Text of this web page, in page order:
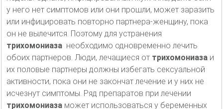
у него нет симптомов или они прошли, может заразить
или инфицировать повторно партнера-женщину, пока
он не вылечится. Поэтому для устранения
трихомониаза необходимо одновременно лечить
обоих партнеров. Люди, лечащиеся от трихомониаза и
их половые партнеры должны избегать сексуальной
активности, пока они не закончат лечение и у них не
исчезнут симптомы. Ряд препаратов при лечении
трихомониаза может использоваться у беременных